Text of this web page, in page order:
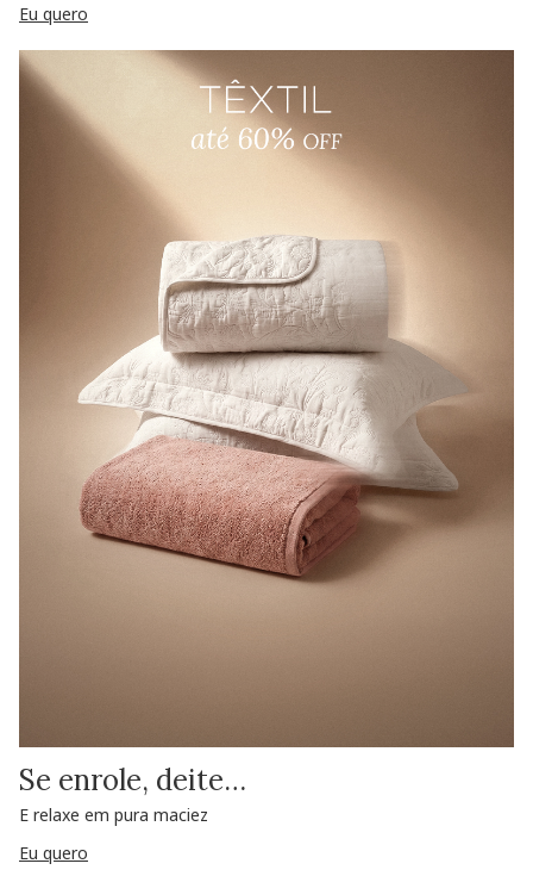
Eu quero
Se enrole, deite…
E relaxe em pura maciez
Eu quero